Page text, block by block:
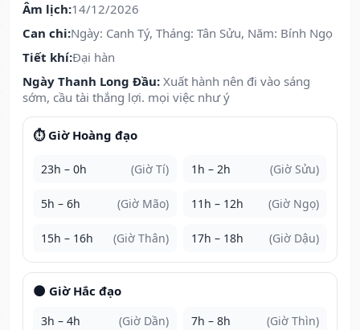
Âm lịch:14/12/2026
Can chi:Ngày: Canh Tý, Tháng: Tân Sửu, Năm: Bính Ngọ
Tiết khí:Đại hàn
Ngày Thanh Long Đầu: Xuất hành nên đi vào sáng
sớm, cầu tài thắng lợi. mọi việc như ý
⏱️ Giờ Hoàng đạo
23h – 0h (Giờ Tí) 1h – 2h (Giờ Sửu)
5h – 6h (Giờ Mão) 11h – 12h (Giờ Ngọ)
15h – 16h (Giờ Thân) 17h – 18h (Giờ Dậu)
🌑 Giờ Hắc đạo
3h – 4h (Giờ Dần) 7h – 8h (Giờ Thìn)